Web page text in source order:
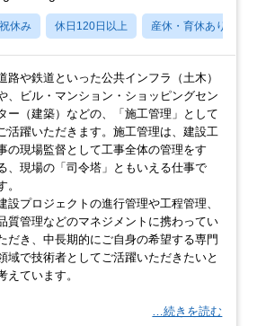
休み 休日120日以上 産休・育休あり
路や鉄道といった公共インフラ（土木）
、ビル・マンション・ショッピングセン
ー（建築）などの、「施工管理」として
活躍いただきます。施工管理は、建設工
の現場監督として工事全体の管理をす
、現場の「司令塔」ともいえる仕事で
。
設プロジェクトの進行管理や工程管理、
質管理などのマネジメントに携わってい
だき、中長期的にご自身の希望する専門
域で技術者としてご活躍いただきたいと
えています。
…続きを読む